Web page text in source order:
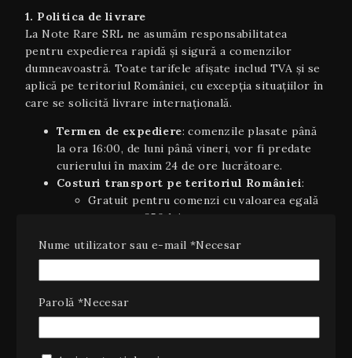
1. Politica de livrare
La Note Rare SRL ne asumăm responsabilitatea
pentru expedierea rapidă și sigură a comenzilor
dumneavoastră. Toate tarifele afișate includ TVA și se
aplică pe teritoriul României, cu excepția situaţiilor în
care se solicită livrare internaţională.
Termen de expediere: comenzile plasate până
la ora 16:00, de luni până vineri, vor fi predate
curierului în maxim 24 de ore lucrătoare.
Costuri transport pe teritoriul României:
Gratuit pentru comenzi cu valoarea egală
sau peste 350 lei.
valoarea sub 450 lei.
greutate; se va afișa automat în coș la finalizarea
comenzii.
Plata ramburs: disponibilă la livrarea coletelor
Nume utilizator sau e-mail *Necesar
Parolă *Necesar